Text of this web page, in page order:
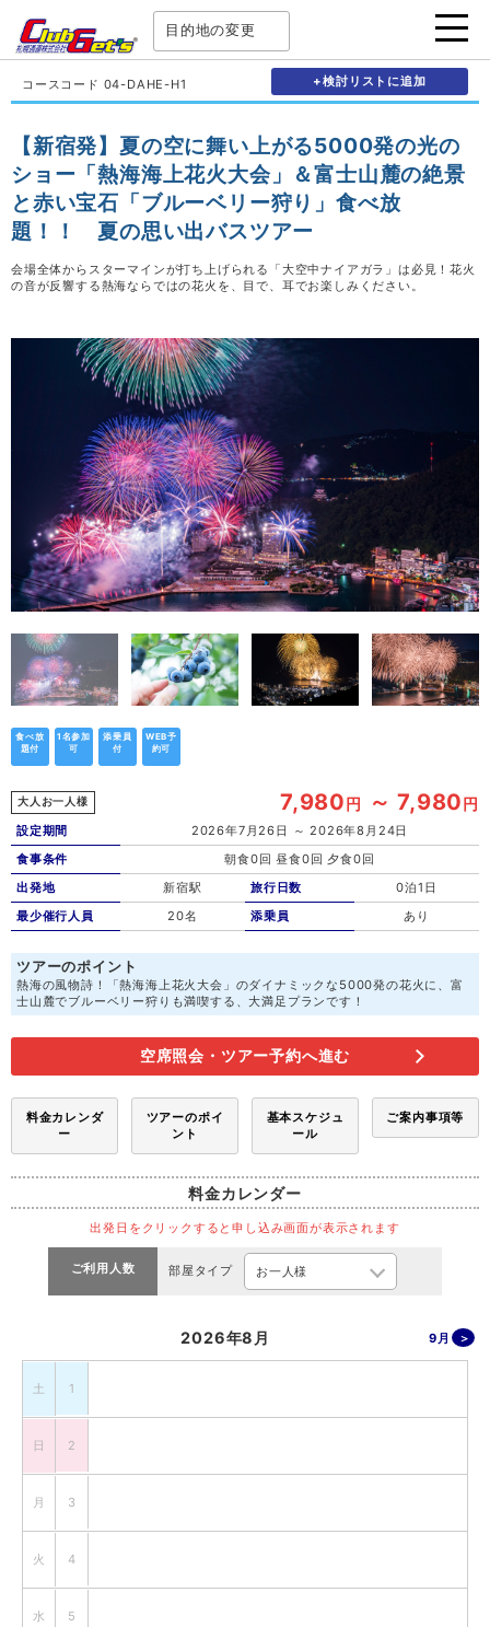
目的地の変更
コースコード 04-DAHE-H1 +検討リストに追加
【新宿発】夏の空に舞い上がる5000発の光の
ショー「熱海海上花火大会」＆富士山麓の絶景
と赤い宝石「ブルーベリー狩り」食べ放
題！！ 夏の思い出バスツアー
会場全体からスターマインが打ち上げられる「大空中ナイアガラ」は必見！花火
の音が反響する熱海ならではの花火を、目で、耳でお楽しみください。
食べ放
題付
1名参加
可
添乗員
付
WEB予
約可
大人お一人様 7,980円 ～ 7,980円
設定期間
2026年7月26日 ～ 2026年8月24日
食事条件
朝食0回 昼食0回 夕食0回
出発地
新宿駅
最少催行人員
20名
旅行日数
0泊1日
添乗員
あり
ツアーのポイント
熱海の風物詩！「熱海海上花火大会」のダイナミックな5000発の花火に、富
士山麓でブルーベリー狩りも満喫する、大満足プランです！
空席照会・ツアー予約へ進む
料金カレンダ
ー
ツアーのポイ
ント
基本スケジュ
ール
ご案内事項等
料金カレンダー
出発日をクリックすると申し込み画面が表示されます
ご利用人数 部屋タイプ
2026年8月 9月
土 1
日 2
月 3
火 4
水 5